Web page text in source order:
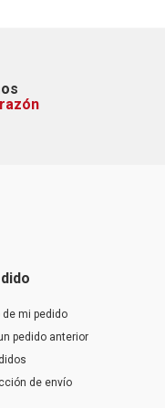
de mi pedido
pedido anterior
de envío